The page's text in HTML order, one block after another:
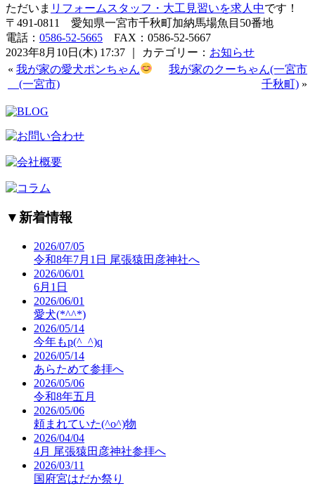
ただいま リフォームスタッフ・大工見習いを求人中です！
〒491-0811 愛知県一宮市千秋町加納馬場魚目50番地
電話： 0586-52-5665 FAX：0586-52-5667
2023年8月10日(木) 17:37 ｜ カテゴリー： お知らせ
« 我が家の愛犬ポンちゃん
(一宮市)
我が家のクーちゃん(一宮市
千秋町) »
▼新着情報
2026/07/05
令和8年7月1日 尾張猿田彦神社へ
2026/06/01
6月1日
2026/06/01
愛犬(*^^*)
2026/05/14
今年もp(^_^)q
2026/05/14
あらためて参拝へ
2026/05/06
令和8年五月
2026/05/06
頼まれていた(^o^)物
2026/04/04
4月 尾張猿田彦神社参拝へ
2026/03/11
国府宮はだか祭り